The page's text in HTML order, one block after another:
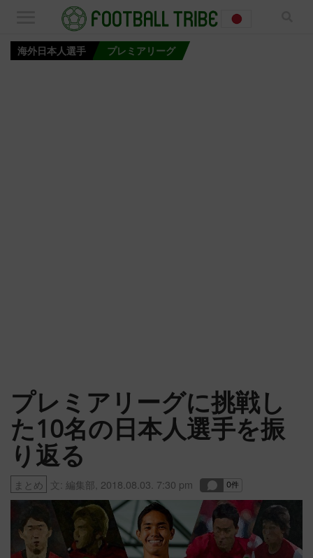
海外日本人選手 プレミアリーグ
プレミアリーグに挑戦し
た10名の日本人選手を振
り返る
まとめ 文: 編集部 2018.08.03. 7:30 pm